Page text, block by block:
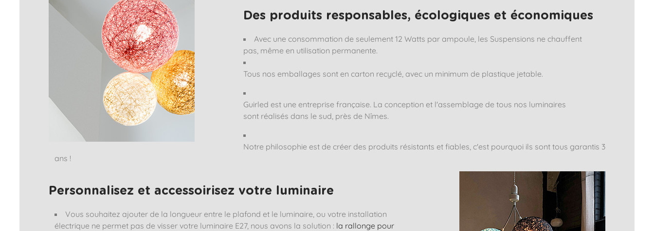
Des produits responsables, écologiques et économiques
Avec une consommation de seulement 12 Watts par ampoule, les Suspensions ne chauffent
pas, même en utilisation permanente.
Tous nos emballages sont en carton recyclé, avec un minimum de plastique jetable.
Guirled est une entreprise française. La conception et l'assemblage de tous nos luminaires
sont réalisés dans le sud, près de Nîmes.
Notre philosophie est de créer des produits résistants et fiables, c'est pourquoi ils sont tous garantis 3
ans !
Personnalisez et accessoirisez votre luminaire
Vous souhaitez ajouter de la longueur entre le plafond et le luminaire, ou votre installation
électrique ne permet pas de visser votre luminaire E27, nous avons la solution : la rallonge pour